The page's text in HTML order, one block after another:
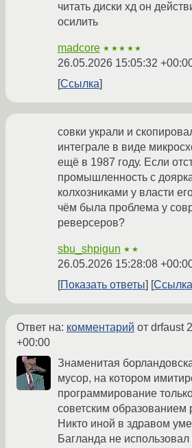
читать диски хд он
осилить
madcore ★★★★★
26.05.2026 15:05:32
Ссылка
совки украли и
интеграле в виде
ещё в 1987 году. Если
промышленность с
колхозниками у власти
чём была проблема у
реверсеров?
sbu_shpigun ★★
26.05.2026 15:28:08
Показать ответы
Ссылка
Ответ на: комментарий от drfaust
+00:00
Знаменитая
мусор, на котором
программирование
советским образованием
Никто иной в здравом
Багланда не